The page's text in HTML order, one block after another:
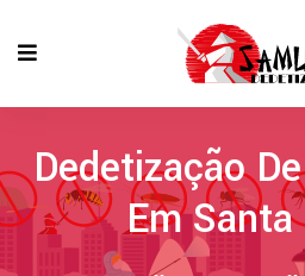
Dedetização
Em